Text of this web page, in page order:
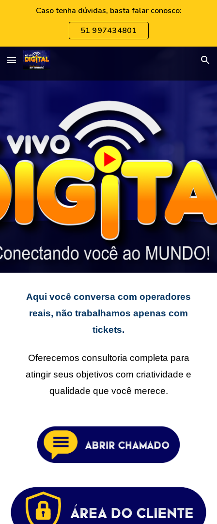
Caso tenha dúvidas, basta falar conosco:
51 997434801
Aqui você conversa com operadores
reais, não trabalhamos apenas com
tickets.
Oferecemos consultoria completa para
atingir seus objetivos com criatividade e
qualidade que você merece.